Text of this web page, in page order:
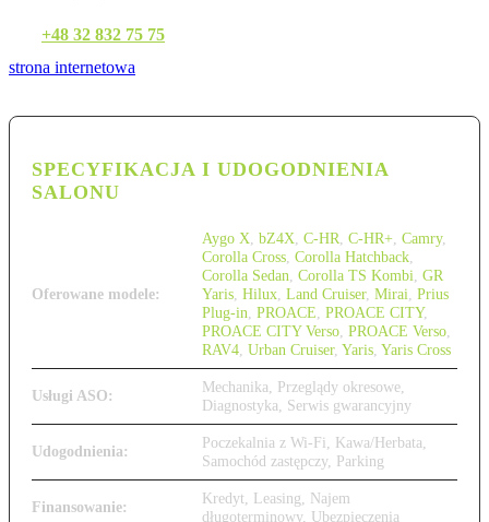
+48 32 832 75 75
strona internetowa
SPECYFIKACJA I UDOGODNIENIA
SALONU
Oferowane modele:
Aygo X bZ4X C-HR C-HR+ Camry,
Corolla Cross Corolla Hatchback
Corolla Sedan Corolla TS Kombi GR
Yaris Hilux Land Cruiser, Mirai Prius
Plug-in PROACE PROACE CITY,
PROACE CITY Verso PROACE Verso
RAV4 Urban Cruiser, Yaris Yaris Cross
Usługi ASO:
Mechanika, Przeglądy okresowe,
Diagnostyka, Serwis gwarancyjny
Udogodnienia:
Poczekalnia z Wi-Fi, Kawa/Herbata,
Samochód zastępczy, Parking
Finansowanie:
Kredyt, Leasing, Najem
długoterminowy, Ubezpieczenia